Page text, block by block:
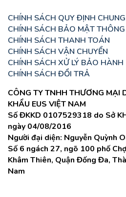
CHÍNH SÁCH QUY ĐỊNH CHUNG
CHÍNH SÁCH BẢO MẬT
CHÍNH SÁCH THANH TOÁN
CHÍNH SÁCH VẬN CHUYỂN
CHÍNH SÁCH XỬ LÝ BẢO HÀNH
CHÍNH SÁCH ĐỔI TRẢ
CÔNG TY TNHH THƯƠNG MẠI
KHẨU EUS VIỆT NAM
Số ĐKKD 0107529318 do Sở
ngày 04/08/2016
Người đại diện: Nguyễn Quỳnh
Số 6 ngách 27, ngõ 100 phố
Khâm Thiên, Quận Đống Đa,
Nam